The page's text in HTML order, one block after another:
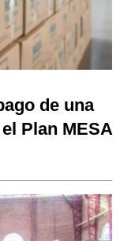
de una
Plan MESA